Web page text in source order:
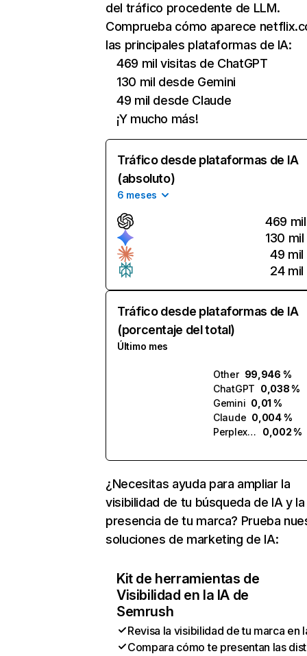
del tráfico procedente de LLM.
Comprueba cómo aparece
las principales plataformas de IA:
469 mil visitas de ChatGPT
130 mil desde Gemini
49 mil desde Claude
¡Y mucho más!
Tráfico desde plataformas de IA
(absoluto)
6 meses
469 mil
130 mil
49 mil
24 mil
Tráfico desde plataformas de IA
(porcentaje del total)
Último mes
Other 99,946 %
ChatGPT 0,038 %
Gemini 0,01 %
Claude 0,004 %
Perplexity
0,002 %
¿Necesitas ayuda para ampliar la
visibilidad de tu búsqueda de IA y la
presencia de tu marca? Prueba
soluciones de marketing de IA:
Kit de herramientas de
Visibilidad en la IA de
Semrush
Revisa la visibilidad de tu marca en
Compara cómo te presentan las